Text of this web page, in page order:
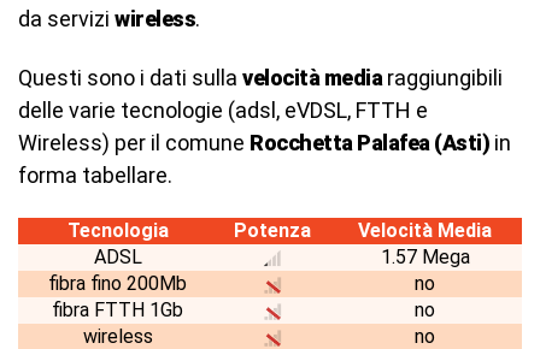
da servizi wireless.
Questi sono i dati sulla velocità media raggiungibili
delle varie tecnologie (adsl, eVDSL, FTTH e
Wireless) per il comune Rocchetta Palafea (Asti) in
forma tabellare.
Tecnologia Potenza
Velocità Media
ADSL
1.57 Mega
fibra fino 200Mb
no
fibra FTTH 1Gb
no
wireless
no